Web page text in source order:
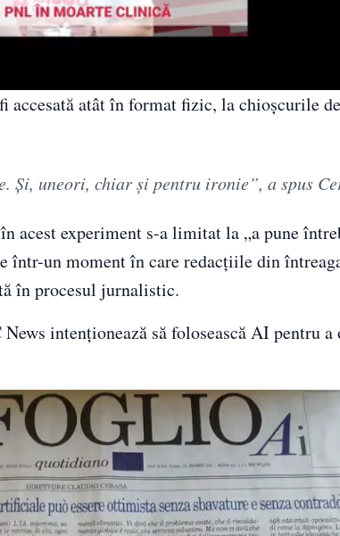
atât în format fizic, la chioșcurile
Și, uneori, chiar și pentru ironie”, a spus
acest experiment s-a limitat la „a pune
un moment în care redacțiile din
în procesul jurnalistic.
intenționează să folosească AI pentru